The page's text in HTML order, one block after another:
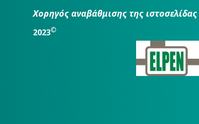
Χορηγός αναβάθμισης της
2023©